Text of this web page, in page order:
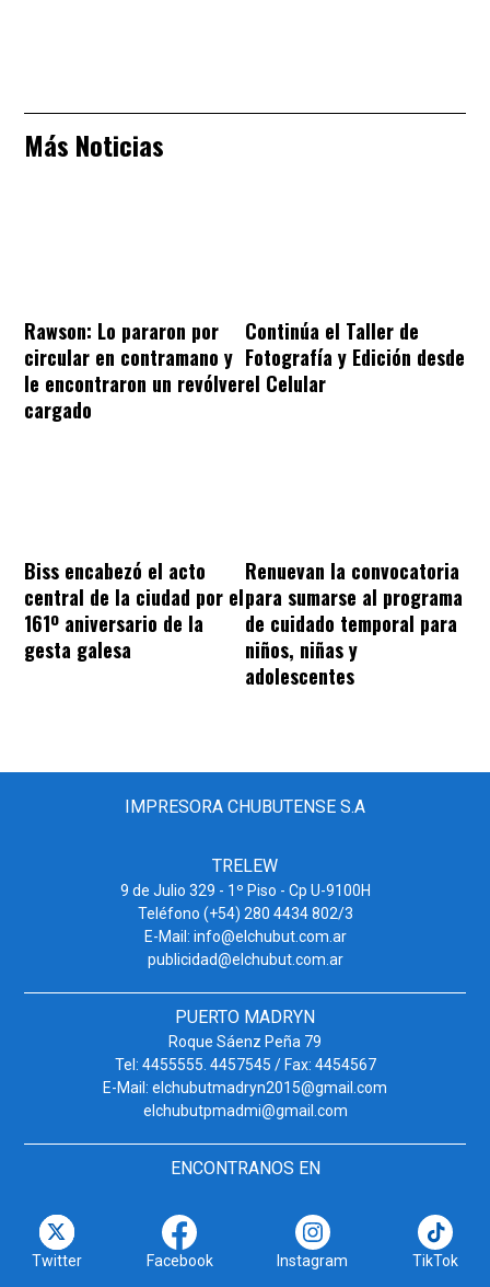
Más Noticias
Rawson: Lo pararon por
circular en contramano y
le encontraron un revólver
cargado
Continúa el Taller de
Fotografía y Edición desde
el Celular
Biss encabezó el acto
central de la ciudad por el
161º aniversario de la
gesta galesa
Renuevan la convocatoria
para sumarse al programa
de cuidado temporal para
niños, niñas y
adolescentes
IMPRESORA CHUBUTENSE S.A
TRELEW
9 de Julio 329 - 1º Piso - Cp U-9100H
Teléfono (+54) 280 4434 802/3
E-Mail: info@elchubut.com.ar
publicidad@elchubut.com.ar
PUERTO MADRYN
Roque Sáenz Peña 79
Tel: 4455555. 4457545 / Fax: 4454567
E-Mail: elchubutmadryn2015@gmail.com
elchubutpmadmi@gmail.com
ENCONTRANOS EN
Twitter Facebook Instagram TikTok